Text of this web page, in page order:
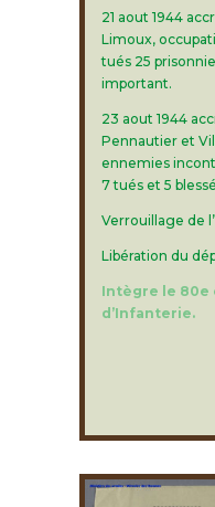
21 aout 1944
Limoux,
tués 25
important.
23 aout 1944
Pennautier et
ennemies
7 tués et 5
Verrouillage de
Libération du
Intègre le 80e
d’Infanterie.